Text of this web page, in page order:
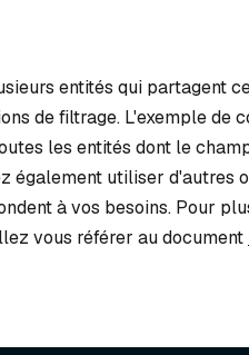
entités qui partagent
de filtrage. L'exemple de
les entités dont le
également utiliser d'autres
à vos besoins. Pour
vous référer au document